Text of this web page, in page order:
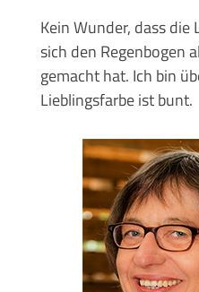
Kein Wunder, dass die
sich den Regenbogen
gemacht hat. Ich bin
Lieblingsfarbe ist bunt.